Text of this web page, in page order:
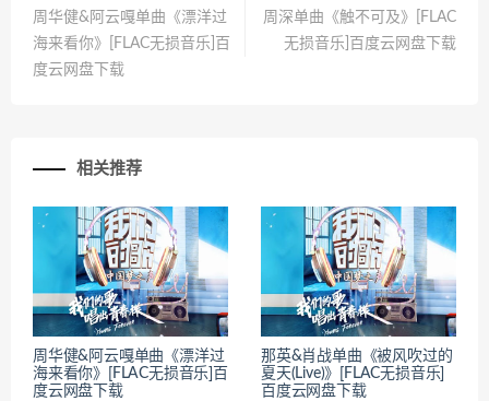
周华健&阿云嘎单曲《漂洋过
海来看你》[FLAC无损音乐]百
度云网盘下载
周深单曲《触不可及》[FLAC
无损音乐]百度云网盘下载
相关推荐
周华健&阿云嘎单曲《漂洋过
海来看你》[FLAC无损音乐]百
度云网盘下载
那英&肖战单曲《被风吹过的
夏天(Live)》[FLAC无损音乐]
百度云网盘下载